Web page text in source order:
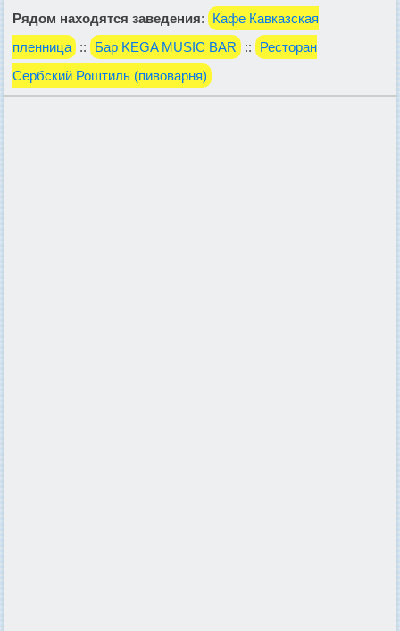
Рядом находятся заведения:
Кафе Кавказская
пленница :: Бар KEGA MUSIC BAR ::
Ресторан
Сербский Роштиль (пивоварня)